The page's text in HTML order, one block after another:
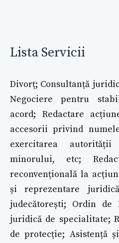
Lista Servicii
Divorț; Consultanță
Negociere pentru
acord; Redactare
accesorii privind
exercitarea
minorului, etc;
reconvențională la
și reprezentare
judecătorești; Ordin de
juridică de specialitate;
de protecție; Asistență